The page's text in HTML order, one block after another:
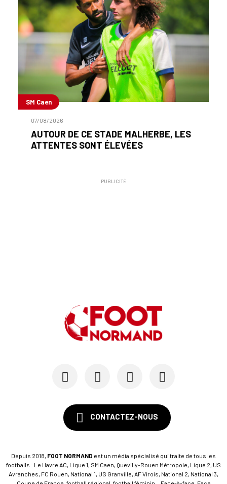
SM Caen
07/08/2026
AUTOUR DE CE STADE MALHERBE, LES
ATTENTES SONT ÉLEVÉES
PUBLICITÉ
CONTACTEZ-NOUS
Depuis 2018, FOOT NORMAND est un média spécialisé qui traite de tous les
footballs : Le Havre AC, Ligue 1, SM Caen, Quevilly-Rouen Métropole, Ligue 2, US
Avranches, FC Rouen, National 1, US Granville, AF Virois, National 2, National 3,